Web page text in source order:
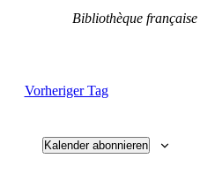
Bibliothèque française
Vorheriger Tag
Kalender abonnieren